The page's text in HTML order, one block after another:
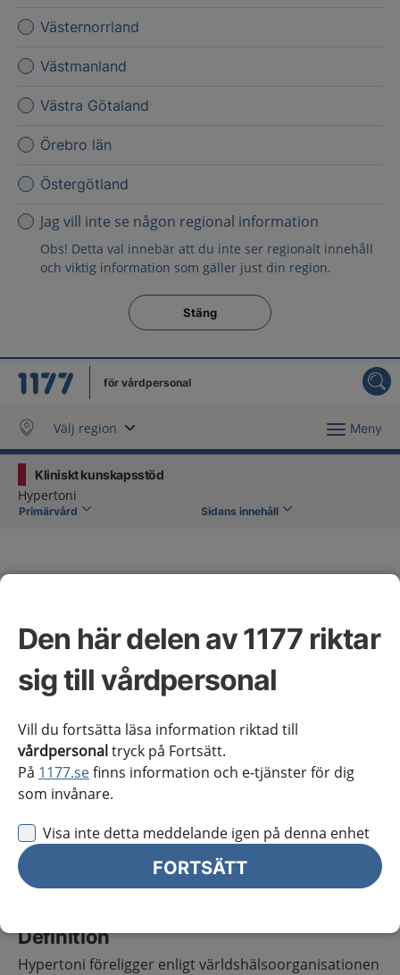
Den här delen av 1177 riktar
sig till vårdpersonal
Vill du fortsätta läsa information riktad till
vårdpersonaltryck på Fortsätt.
På 1177.sefinns information och e-tjänster för dig
som invånare.
Visa inte detta meddelande igen på denna enhet
FORTSÄTT
Västernorrland
Västmanland
Västra Götaland
Örebro län
Östergötland
Jag vill inte se någon regional information
Obs! Detta val innebär att du inte ser regionalt innehåll
och viktig information som gäller just din region.
Stäng regionsväljaren
Stäng
för vårdpersonal
Välj region Meny
Kliniskt kunskapsstöd
Hypertoni
Primärvård Sidans innehåll
Hypertoni
Omfattning av kunskapsstödet
Denna rekommendation handlar om utredning och
Om hälsotillståndet
Definition
Hypertoni föreligger enligt världshälsoorganisationen